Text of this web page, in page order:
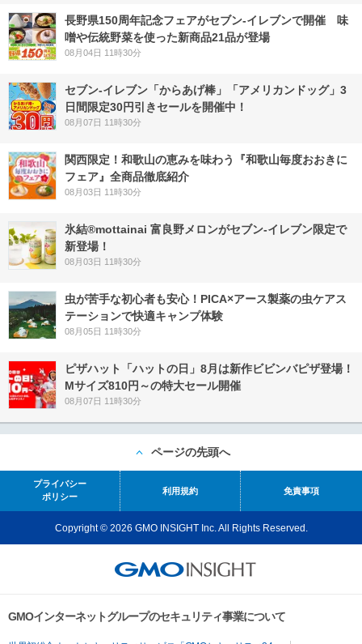
長野県150周年記念フェアがセブン-イレブンで開催 味
噌や伝統野菜を使った新商品21品が登場
08月04日 11時30分
セブン‐イレブン「からあげ棒」「アメリカンドッグ」3
日間限定30円引きセールを開催中！
08月07日 11時30分
関西限定！和歌山の恵みを味わう『和歌山毎度おおきに
フェア』全商品徹底紹介
08月03日 11時30分
氷結®mottainai 富良野メロンがセブン‐イレブン限定で
新登場！
08月03日 11時30分
虫が苦手な初心者も安心！PICA×アース製薬の虫ケアス
テーションで快適キャンプ体験
08月05日 11時30分
ピザハット「ハットの日」8月は新作ビビンバピザ登場！
Mサイズ810円～の特大セール開催
08月07日 11時30分
ページの先頭へ
プライバシー
ポリシー
利用規約 免責事項
Copyright © 2026 GMO INSIGHT Inc. All Rights Reserved.
GMOインターネットグループのセキュリティ事業について